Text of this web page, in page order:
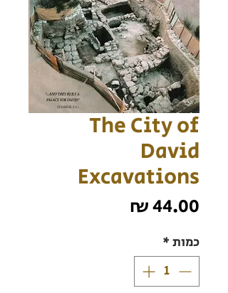
The City of
David
Excavations
כמות*